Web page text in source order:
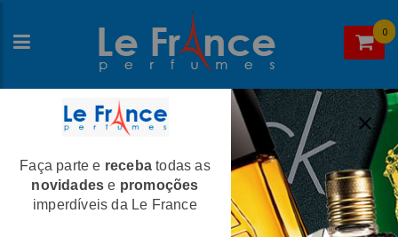
0
Home>Guerlain >Perfumes Masculinos
Guerlain L'instant Masculino Eau de
Toilette
Faça parte e receba todas as
novidades e promoções
imperdíveis da Le France